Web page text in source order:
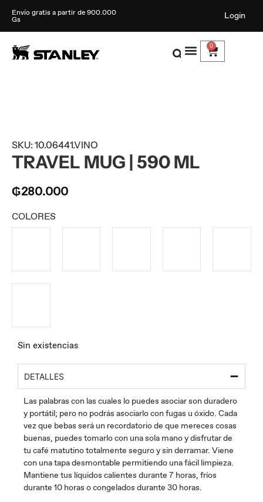
Envío gratis a partir de 900.000
Gs
Login
0
SKU: 10.06441.VINO
TRAVEL MUG | 590 ML
₲280.000
COLORES
Sin existencias
DETALLES
Las palabras con las cuales lo puedes asociar son duradero
y portátil; pero no podrás asociarlo con fugas u óxido. Cada
vez que bebas será un recordatorio de que mereces cosas
buenas, puedes tomarlo con una sola mano y disfrutar de
tu café matutino totalmente seguro y sin derramar. Viene
con una tapa desmontable permitiendo una fácil limpieza.
Mantiene tus líquidos calientes durante 7 horas, fríos
durante 10 horas o congelados durante 30 horas.